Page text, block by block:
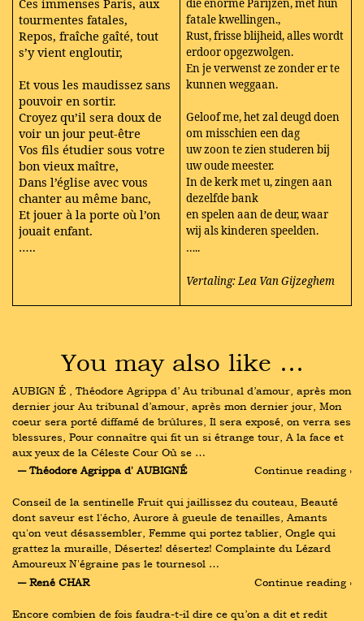
Ces immenses Paris, aux
tourmentes fatales,
Repos, fraîche gaîté, tout
s’y vient engloutir,
Et vous les maudissez sans
pouvoir en sortir.
Croyez qu’il sera doux de
voir un jour peut-être
Vos fils étudier sous votre
bon vieux maître,
Dans l’église avec vous
chanter au même banc,
Et jouer à la porte où l’on
jouait enfant.
…..
die enorme Parijzen, met hun
fatale kwellingen.,
Rust, frisse blijheid, alles wordt
erdoor opgezwolgen.
En je verwenst ze zonder er te
kunnen weggaan.
Geloof me, het zal deugd doen
om misschien een dag
uw zoon te zien studeren bij
uw oude meester.
In de kerk met u, zingen aan
dezelfde bank
en spelen aan de deur, waar
wij als kinderen speelden.
…..
Vertaling: Lea Van Gijzeghem
You may also like …
AUBIGN É , Théodore Agrippa d’ Au tribunal d’amour, après mon
dernier jour Au tribunal d’amour, après mon dernier jour, Mon
coeur sera porté diffamé de brûlures, Il sera exposé, on verra ses
blessures, Pour connaître qui fit un si étrange tour, A la face et
aux yeux de la Céleste Cour Où se …
― Théodore Agrippa d' AUBIGNÉ
Continue reading ›
Conseil de la sentinelle Fruit qui jaillissez du couteau, Beauté
dont saveur est l'écho, Aurore à gueule de tenailles, Amants
qu'on veut désassembler, Femme qui portez tablier, Ongle qui
grattez la muraille, Désertez! désertez! Complainte du Lézard
Amoureux N'égraine pas le tournesol …
― René CHAR
Continue reading ›
Encore combien de fois faudra-t-il dire ce qu’on a dit et redit